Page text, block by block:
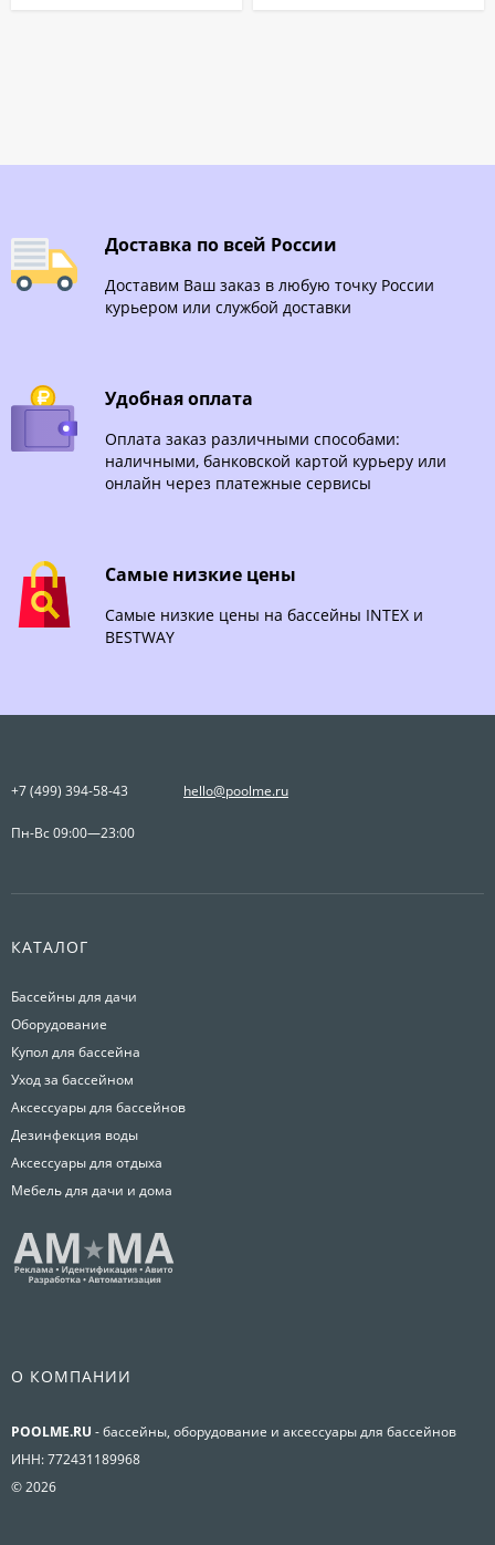
Доставка по всей России
Доставим Ваш заказ в любую точку России
курьером или службой доставки
Удобная оплата
Оплата заказ различными способами:
наличными, банковской картой курьеру или
онлайн через платежные сервисы
Самые низкие цены
Самые низкие цены на бассейны INTEX и
BESTWAY
+7 (499) 394-58-43 hello@poolme.ru
Пн-Вс 09:00—23:00
КАТАЛОГ
Бассейны для дачи
Оборудование
Купол для бассейна
Уход за бассейном
Аксессуары для бассейнов
Дезинфекция воды
Аксессуары для отдыха
Мебель для дачи и дома
О КОМПАНИИ
POOLME.RU - бассейны, оборудование и аксессуары для бассейнов
ИНН: 772431189968
© 2026